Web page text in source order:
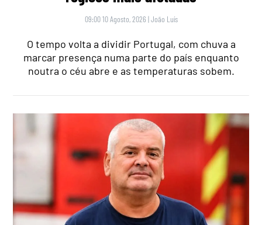
09:00 10 Agosto, 2026 |João Luís
O tempo volta a dividir Portugal, com chuva a
marcar presença numa parte do país enquanto
noutra o céu abre e as temperaturas sobem.